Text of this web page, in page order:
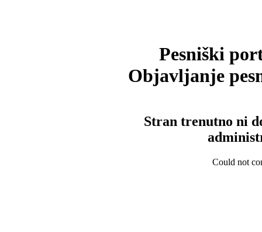
Pesniški
Objavljanje
Stran trenutno ni
Could not